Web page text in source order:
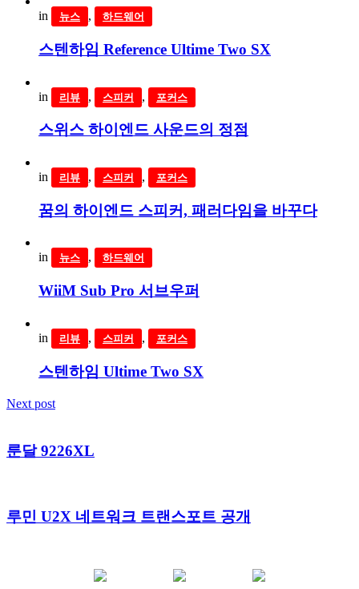
in 뉴스 , 하드웨어
스텐하임 Reference Ultime Two SX
in 리뷰 , 스피커 , 포커스
스위스 하이엔드 사운드의 정점
in 리뷰 , 스피커 , 포커스
꿈의 하이엔드 스피커, 패러다임을 바꾸다
in 뉴스 , 하드웨어
WiiM Sub Pro 서브우퍼
in 리뷰 , 스피커 , 포커스
스텐하임 Ultime Two SX
Next post
룬달 9226XL
루민 U2X 네트워크 트랜스포트 공개